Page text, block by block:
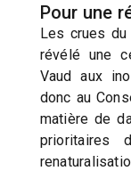
Pour une
Les crues
révélé une
Vaud aux
donc au
matière de
prioritaires